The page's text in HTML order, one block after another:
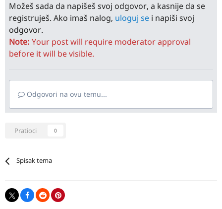
Možeš sada da napišeš svoj odgovor, a kasnije da se
registruješ. Ako imaš nalog, uloguj se i napiši svoj
odgovor.
Note: Your post will require moderator approval
before it will be visible.
Odgovori na ovu temu...
Pratioci 0
Spisak tema